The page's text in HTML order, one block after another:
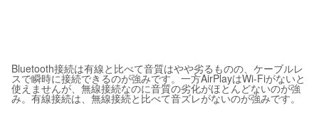
Bluetooth接続は有線と比べて音質はやや劣るものの、ケーブルレ
スで瞬時に接続できるのが強みです。一方AirPlayはWi-Fiがないと
使えませんが、無線接続なのに音質の劣化がほとんどないのが強
み。有線接続は、無線接続と比べて音ズレがないのが強みです。